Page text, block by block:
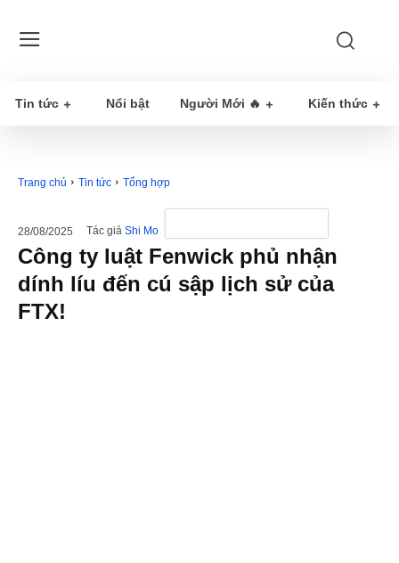
Tin tức Nổi bật Người Mới 🔥 Kiến thức
Trang chủ Tin tức Tổng hợp
28/08/2025 Tác giả Shi Mo
Công ty luật Fenwick phủ nhận
dính líu đến cú sập lịch sử của
FTX!